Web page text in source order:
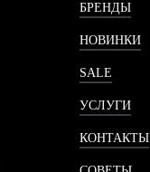
БРЕНДЫ
НОВИНКИ
SALE
УСЛУГИ
КОНТАКТЫ